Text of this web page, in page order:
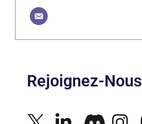
Rejoignez-Nous